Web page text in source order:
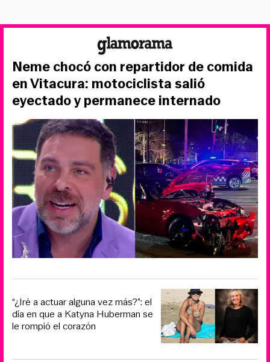
Neme chocó con repartidor de comida
en Vitacura: motociclista salió
eyectado y permanece internado
“¿Iré a actuar alguna vez más?”: el
día en que a Katyna Huberman se
le rompió el corazón